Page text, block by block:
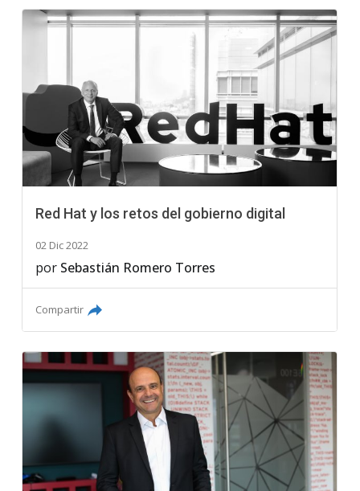
Red Hat y los retos del gobierno digital
02 Dic 2022
por Sebastián Romero Torres
Compartir